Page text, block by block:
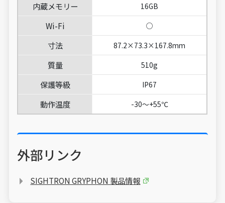
内蔵メモリー 16GB
Wi-Fi ○
寸法 87.2×73.3×167.8mm
質量 510g
保護等級 IP67
動作温度 -30～+55℃
外部リンク
SIGHTRON GRYPHON 製品情報